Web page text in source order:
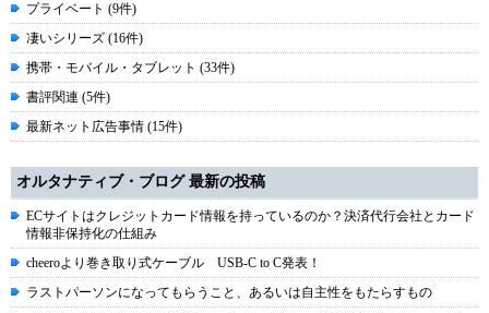
プライベート (9件)
凄いシリーズ (16件)
携帯・モバイル・タブレット (33件)
書評関連 (5件)
最新ネット広告事情 (15件)
オルタナティブ・ブログ 最新の投稿
ECサイトはクレジットカード情報を持っているのか？決済代行会社とカード
情報非保持化の仕組み
cheeroより巻き取り式ケーブル USB-C to C発表！
ラストパーソンになってもらうこと、あるいは自主性をもたらすもの